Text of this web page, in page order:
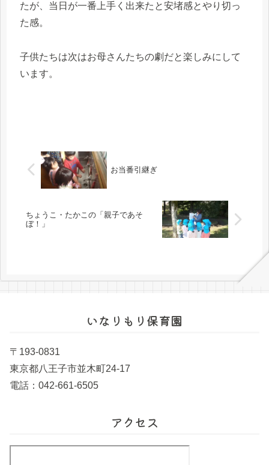
たが、当日が一番上手く出来たと安堵感とやり切っ
た感。
子供たちは次はお母さんたちの劇だと楽しみにして
います。
お当番引継ぎ
ちょうこ・たかこの「親子であそ
ぼ！」
いなりもり保育園
〒193-0831
東京都八王子市並木町24-17
電話：042-661-6505
アクセス